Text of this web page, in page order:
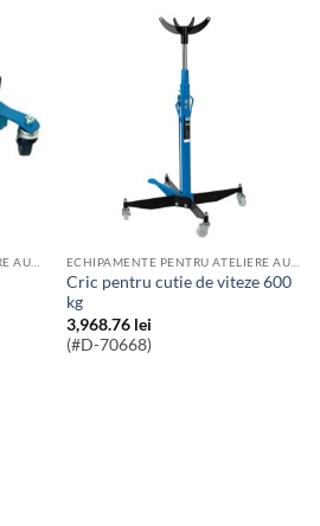
ECHIPAMENTE PENTRU ATELIERE AUTO ECHIPAMENTE PENTRU ATELIERE AUTO
Cric pentru cutie de viteze 600
kg
3,968.76 lei
(#D-70668)